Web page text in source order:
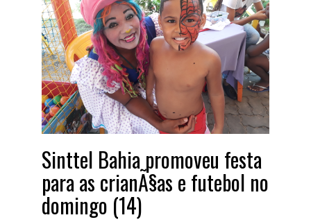
Sinttel Bahia promoveu festa
para as crianÃ§as e futebol no
domingo (14)